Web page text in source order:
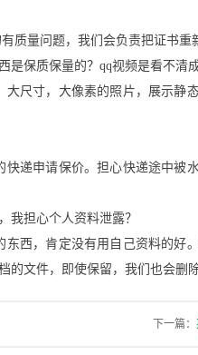
质量问题，我们会负责把证书重
保质保量的？qq视频是看不清
尺寸，大像素的照片，展示静
递申请保价。担心快递途中被
我担心个人资料泄露？
西，肯定没有用自己资料的好
文件，即使保留，我们也会删
下一篇：